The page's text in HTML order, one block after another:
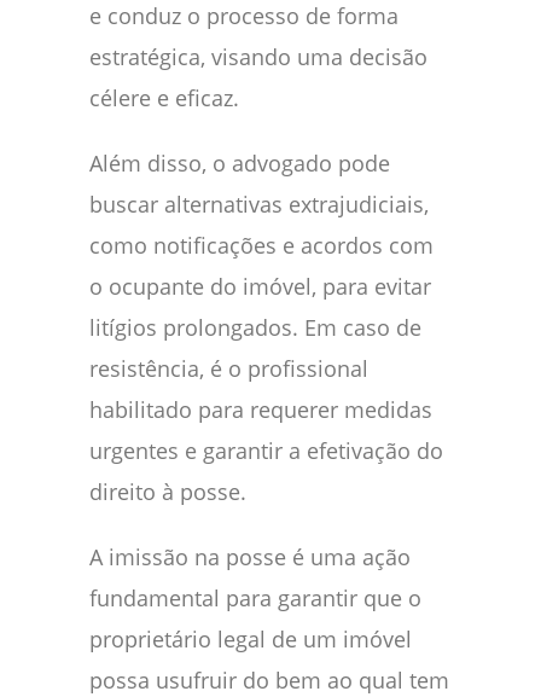
e conduz o processo de forma
estratégica, visando uma decisão
célere e eficaz.
Além disso, o advogado pode
buscar alternativas extrajudiciais,
como notificações e acordos com
o ocupante do imóvel, para evitar
litígios prolongados. Em caso de
resistência, é o profissional
habilitado para requerer medidas
urgentes e garantir a efetivação do
direito à posse.
A imissão na posse é uma ação
fundamental para garantir que o
proprietário legal de um imóvel
possa usufruir do bem ao qual tem